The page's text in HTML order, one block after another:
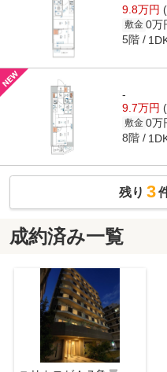
9.8万円
敷金 0万
5階
-
9.7万円
敷金 0万
8階
残り 3
成約済み一覧